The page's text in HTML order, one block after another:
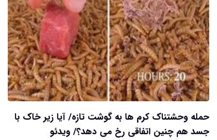
حمله وحشتناک کرم ها به گوشت تازه/ آیا زیر خاک با
جسد هم چنین اتفاقی رخ می دهد؟/ ویدئو